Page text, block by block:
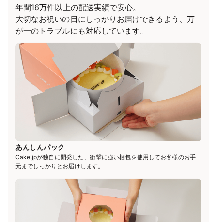
年間16万件以上の配送実績で安心。
大切なお祝いの日にしっかりお届けできるよう、万
が一のトラブルにも対応しています。
あんしんパック
Cake.jpが独自に開発した、衝撃に強い梱包を使用してお客様のお手
元までしっかりとお届けします。